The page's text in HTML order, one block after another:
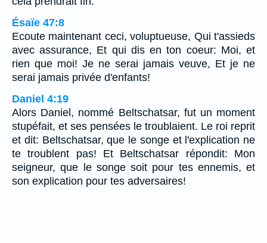
Ésaïe 47:8
Ecoute maintenant ceci, voluptueuse, Qui t'assieds
avec assurance, Et qui dis en ton coeur: Moi, et
rien que moi! Je ne serai jamais veuve, Et je ne
serai jamais privée d'enfants!
Daniel 4:19
Alors Daniel, nommé Beltschatsar, fut un moment
stupéfait, et ses pensées le troublaient. Le roi reprit
et dit: Beltschatsar, que le songe et l'explication ne
te troublent pas! Et Beltschatsar répondit: Mon
seigneur, que le songe soit pour tes ennemis, et
son explication pour tes adversaires!